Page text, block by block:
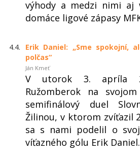
výhody a medzi nimi aj
domáce ligové zápasy
4.4.
Erik Daniel: „Sme spokojní,
polčas“
Ján Kmeť
V utorok 3. apríla
Ružomberok na
semifinálový duel
Žilinou, v ktorom zvíťazil
sa s nami podelil o
víťazného gólu Erik Daniel.